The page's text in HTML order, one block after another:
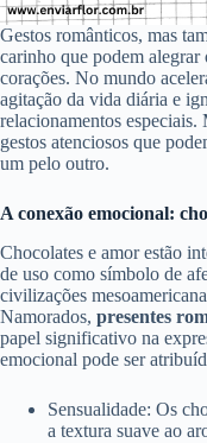
Gestos românticos, mas
carinho que podem alegrar
corações. No mundo
agitação da vida diária e
relacionamentos especiais.
gestos atenciosos que
um pelo outro.
A conexão emocional:
Chocolates e amor estão
de uso como símbolo de
civilizações
Namorados, presentes
papel significativo na
emocional pode ser
Sensualidade: Os
a textura suave ao